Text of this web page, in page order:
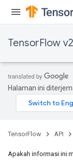
TensorFlow
Halaman ini
TensorFlow API
Apakah informasi ini